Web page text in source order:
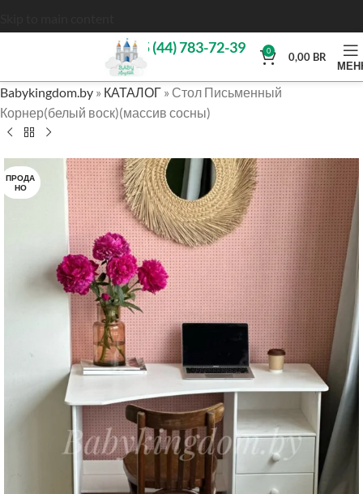
+375 (44) 783-72-39 0 0,00 BR
Babykingdom.by » КАТАЛОГ » Стол Письменный
Корнер(белый воск)(массив сосны)
ПРОДА
НО